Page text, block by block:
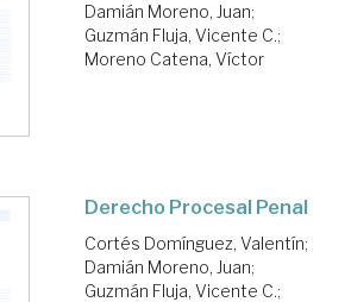
Damián Moreno, Juan;
Guzmán Fluja, Vicente C.;
Moreno Catena, Víctor
Derecho Procesal Penal
Cortés Domínguez, Valentín;
Damián Moreno, Juan;
Guzmán Fluja, Vicente C.;